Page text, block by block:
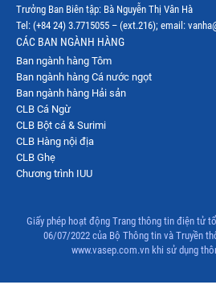
Trưởng Ban Biên tập: Bà Nguyễn Thị Vân Hà
Tel: (+84 24) 3.7715055 – (ext.216); email:
CÁC BAN NGÀNH HÀNG
Ban ngành hàng Tôm
Ban ngành hàng Cá nước ngọt
Ban ngành hàng Hải sản
CLB Cá Ngừ
CLB Bột cá & Surimi
CLB Hàng nội địa
CLB Ghẹ
Chương trình IUU
Giấy phép hoạt động Trang thông tin điện tử
06/07/2022 của Bộ Thông tin và Truyền
www.vasep.com.vn khi sử dụng